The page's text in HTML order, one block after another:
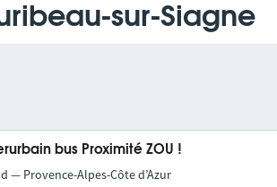
sur-Siagne
bus Proximité ZOU !
— Provence-Alpes-Côte d’Azur